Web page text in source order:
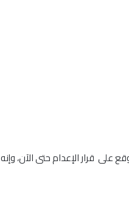
على قرار الإعدام حتى الآن،